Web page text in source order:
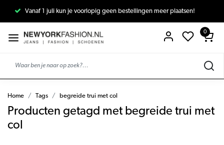
Vanaf 1 juli kun je voorlopig geen bestellingen meer plaatsen!
0
Home Tags begreide trui met col
Producten getagd met begreide trui met
col